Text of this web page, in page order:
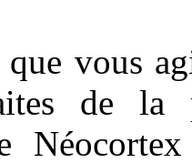
vous
de